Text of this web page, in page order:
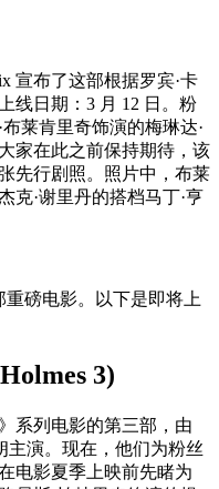
宣布了这部根据罗宾·卡
线日期：3 月 12 日。粉
莱肯里奇饰演的梅琳达·
家在此之前保持期待，该
先行剧照。照片中，布莱
克·谢里丹的搭档马丁·亨
重磅电影。以下是即将上
3)
系列电影的第三部，由
主演。现在，他们为粉丝
电影夏季上映前先睹为